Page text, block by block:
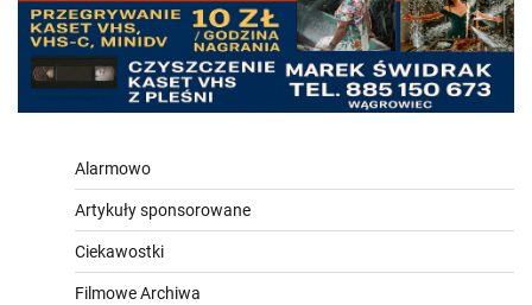
Alarmowo
Artykuły sponsorowane
Ciekawostki
Filmowe Archiwa